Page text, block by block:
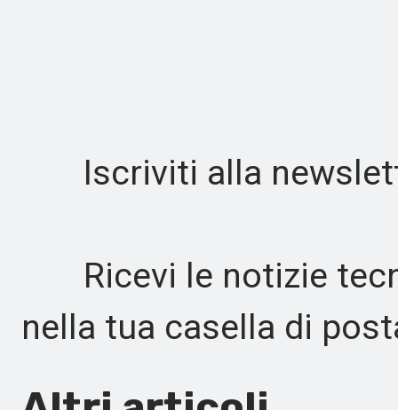
Iscriviti alla
Ricevi le notizie
nella tua casella di